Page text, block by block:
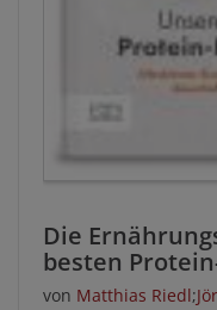
Die
besten
von Matthias Riedl;